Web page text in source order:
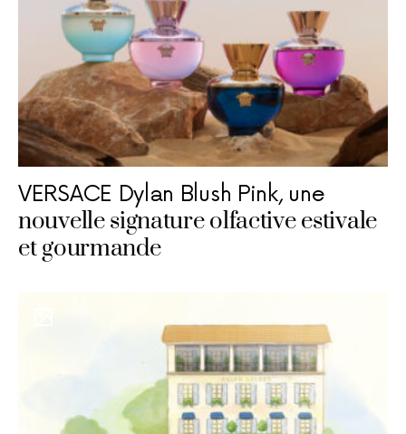
VERSACE Dylan Blush Pink, une
nouvelle signature olfactive estivale
et gourmande